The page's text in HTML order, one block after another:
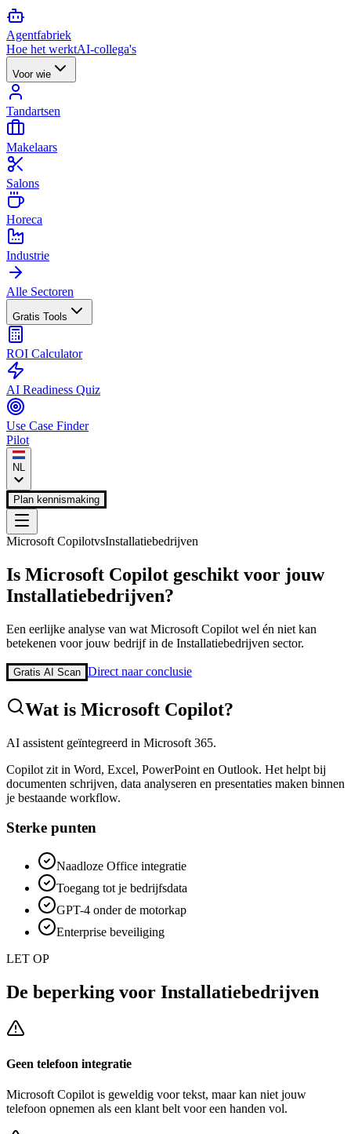
Agentfabriek
Hoe het werktAI-collega's
Voor wie
Tandartsen
Makelaars
Salons
Horeca
Industrie
Alle Sectoren
Gratis Tools
ROI Calculator
AI Readiness Quiz
Use Case Finder
Pilot
NL
Plan kennismaking
Microsoft CopilotvsInstallatiebedrijven
Is Microsoft Copilot geschikt voor jouw
Installatiebedrijven?
Een eerlijke analyse van wat Microsoft Copilot wel én niet kan
betekenen voor jouw bedrijf in de Installatiebedrijven sector.
Gratis AI Scan Direct naar conclusie
Wat is Microsoft Copilot?
AI assistent geïntegreerd in Microsoft 365.
Copilot zit in Word, Excel, PowerPoint en Outlook. Het helpt bij
documenten schrijven, data analyseren en presentaties maken binnen
je bestaande workflow.
Sterke punten
Naadloze Office integratie
Toegang tot je bedrijfsdata
GPT-4 onder de motorkap
Enterprise beveiliging
LET OP
De beperking voor Installatiebedrijven
Geen telefoon integratie
Microsoft Copilotis geweldig voor tekst, maar kan niet jouw
telefoon opnemen als een klant belt voor een handen vol.